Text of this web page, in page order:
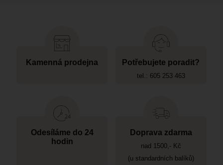
Kamenná prodejna Potřebujete poradit?
tel.: 605 253 463
Odesíláme do 24
hodin
Doprava zdarma
nad 1500,- Kč
(u standardních balíků)